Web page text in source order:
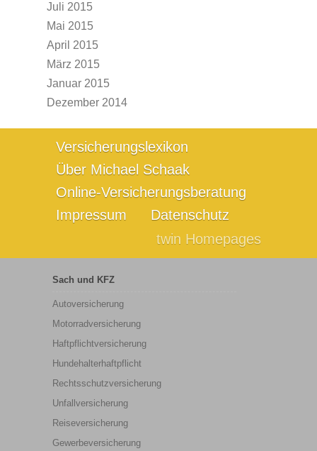
Juli 2015
Mai 2015
April 2015
März 2015
Januar 2015
Dezember 2014
Versicherungslexikon
Über Michael Schaak
Online-Versicherungsberatung
Impressum
Datenschutz
twin Homepages
Sach und KFZ
Autoversicherung
Motorradversicherung
Haftpflichtversicherung
Hundehalterhaftpflicht
Rechtsschutzversicherung
Unfallversicherung
Reiseversicherung
Gewerbeversicherung